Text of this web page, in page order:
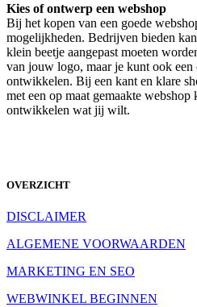
Kies of ontwerp een webshop
Bij het kopen van een goede
mogelijkheden. Bedrijven bieden
klein beetje aangepast moeten
van jouw logo, maar je kunt ook
ontwikkelen. Bij een kant en klare
met een op maat gemaakte webshop
ontwikkelen wat jij wilt.
OVERZICHT
DISCLAIMER
ALGEMENE VOORWAARDEN
MARKETING EN SEO
WEBWINKEL BEGINNEN